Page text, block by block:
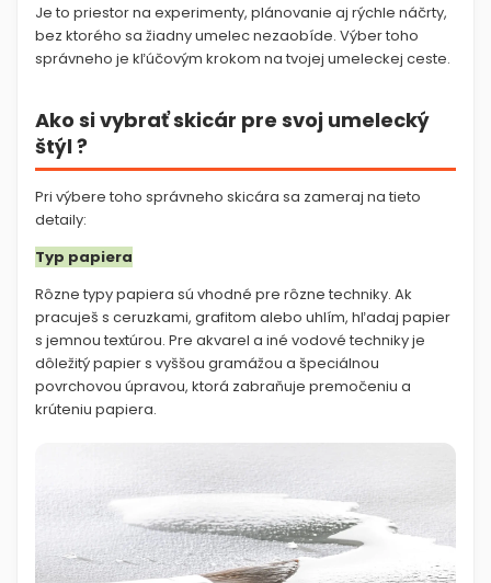
Je to priestor na experimenty, plánovanie aj rýchle náčrty,
bez ktorého sa žiadny umelec nezaobíde. Výber toho
správneho je kľúčovým krokom na tvojej umeleckej ceste.
Ako si vybrať skicár pre svoj umelecký
štýl ?
Pri výbere toho správneho skicára sa zameraj na tieto
detaily:
Typ papiera
Rôzne typy papiera sú vhodné pre rôzne techniky. Ak
pracuješ s ceruzkami, grafitom alebo uhlím, hľadaj papier
s jemnou textúrou. Pre akvarel a iné vodové techniky je
dôležitý papier s vyššou gramážou a špeciálnou
povrchovou úpravou, ktorá zabraňuje premočeniu a
krúteniu papiera.